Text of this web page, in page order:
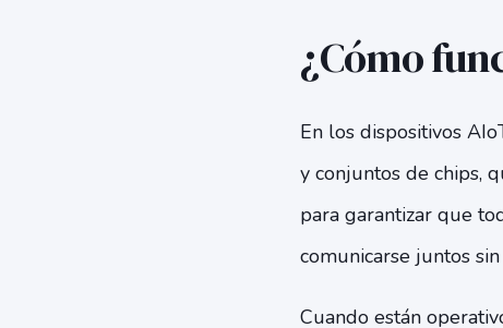
¿Cómo
En los dispositivos
y conjuntos de chips,
para garantizar que
comunicarse juntos
Cuando están